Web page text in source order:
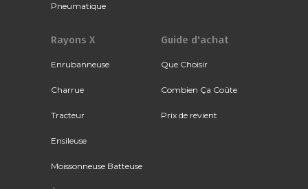
Pneumatique
Rayons X
Enrubanneuse
Charrue
Tracteur
Ensileuse
Moissonneuse Batteuse
Guide d'achat
Que Choisir
Combien Ça Coûte
Prix de revient